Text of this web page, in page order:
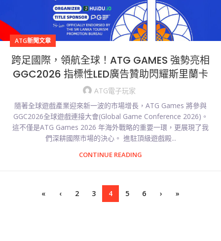
ATG新聞文章
跨足國際，領航全球！ATG GAMES 強勢亮相
GGC2026 指標性LED廣告贊助閃耀斯里蘭卡
ATG電子玩家
隨著全球遊戲產業迎來新一波的市場增長，ATG Games 將參與
GGC2026全球遊戲連接大會(Global Game Conference 2026)。
這不僅是ATG Games 2026 年海外戰略的重要一環，更展現了我
們深耕國際市場的決心。 進駐頂級遊戲殿...
CONTINUE READING
« ‹ 2 3 4 5 6 › »